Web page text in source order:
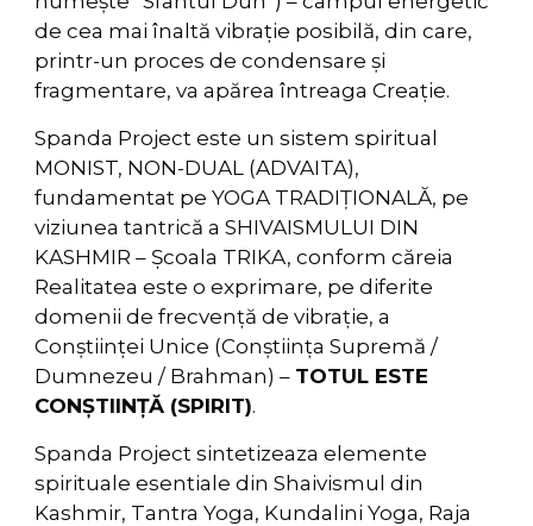
de cea mai înaltă vibrație posibilă, din care,
printr-un proces de condensare și
fragmentare, va apărea întreaga Creație.
Spanda Project este un sistem spiritual
MONIST, NON-DUAL (ADVAITA),
fundamentat pe YOGA TRADIȚIONALĂ, pe
viziunea tantrică a SHIVAISMULUI DIN
KASHMIR – Școala TRIKA, conform căreia
Realitatea este o exprimare, pe diferite
domenii de frecvență de vibrație, a
Conștiinței Unice (Conștiința Supremă /
Dumnezeu / Brahman) – TOTUL ESTE
CONȘTIINȚĂ (SPIRIT).
Spanda Project sintetizeaza elemente
spirituale esentiale din Shaivismul din
Kashmir, Tantra Yoga, Kundalini Yoga, Raja